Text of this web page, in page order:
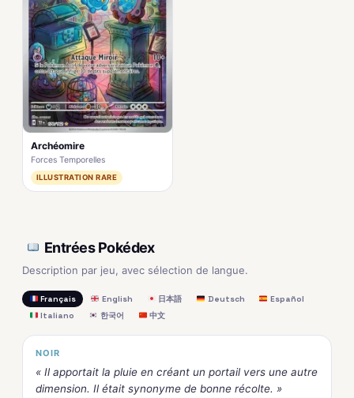
Archéomire
Forces Temporelles
ILLUSTRATION RARE
Entrées Pokédex
Description par jeu, avec sélection de langue.
Français English 日本語 Deutsch
Español
Italiano
한국어 中文
NOIR
« Il apportait la pluie en créant un portail vers une autre
dimension. Il était synonyme de bonne récolte. »